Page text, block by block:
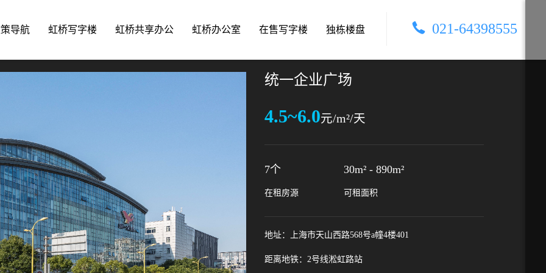
导航 虹桥写字楼 虹桥共享办公 虹桥办公室 在售写字楼 独栋楼盘 021-64398555
统一企业广场
4.5~6.0元/m²/天
7个 30m² - 890m²
在租房源 可租面积
地址：上海市天山西路568号a幢4楼401
距离地铁：2号线淞虹路站